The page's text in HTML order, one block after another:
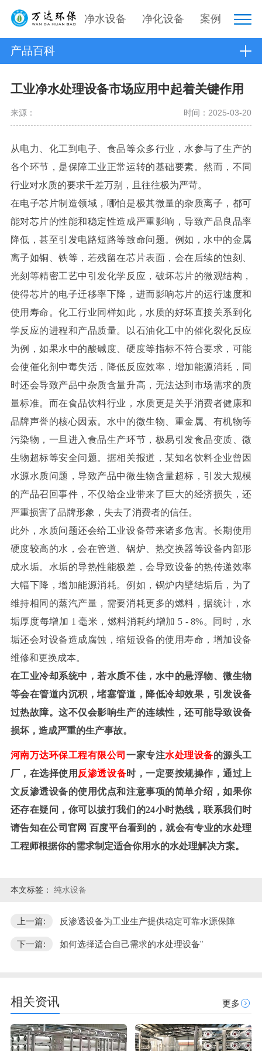
净水设备 净化设备 案例
产品百科
工业净水处理设备市场应用中起着关键作用
来源： 时间：2025-03-20
从电力、化工到电子、食品等众多行业，水参与了生产的
各个环节，是保障工业正常运转的基础要素。然而，不同
行业对水质的要求千差万别，且往往极为严苛。
在电子芯片制造领域，哪怕是极其微量的杂质离子，都可
能对芯片的性能和稳定性造成严重影响，导致产品良品率
降低，甚至引发电路短路等致命问题。例如，水中的金属
离子如铜、铁等，若残留在芯片表面，会在后续的蚀刻、
光刻等精密工艺中引发化学反应，破坏芯片的微观结构，
使得芯片的电子迁移率下降，进而影响芯片的运行速度和
使用寿命。化工行业同样如此，水质的好坏直接关系到化
学反应的进程和产品质量。以石油化工中的催化裂化反应
为例，如果水中的酸碱度、硬度等指标不符合要求，可能
会使催化剂中毒失活，降低反应效率，增加能源消耗，同
时还会导致产品中杂质含量升高，无法达到市场需求的质
量标准。而在食品饮料行业，水质更是关乎消费者健康和
品牌声誉的核心因素。水中的微生物、重金属、有机物等
污染物，一旦进入食品生产环节，极易引发食品变质、微
生物超标等安全问题。据相关报道，某知名饮料企业曾因
水源水质问题，导致产品中微生物含量超标，引发大规模
的产品召回事件，不仅给企业带来了巨大的经济损失，还
严重损害了品牌形象，失去了消费者的信任。
此外，水质问题还会给工业设备带来诸多危害。长期使用
硬度较高的水，会在管道、锅炉、热交换器等设备内部形
成水垢。水垢的导热性能极差，会导致设备的热传递效率
大幅下降，增加能源消耗。例如，锅炉内壁结垢后，为了
维持相同的蒸汽产量，需要消耗更多的燃料，据统计，水
垢厚度每增加 1 毫米，燃料消耗约增加 5 - 8%。同时，水
垢还会对设备造成腐蚀，缩短设备的使用寿命，增加设备
维修和更换成本。
在工业冷却系统中，若水质不佳，水中的悬浮物、微生物
等会在管道内沉积，堵塞管道，降低冷却效果，引发设备
过热故障。这不仅会影响生产的连续性，还可能导致设备
损坏，造成严重的生产事故。
河南万达环保工程有限公司 一家专注水处理设备的源头工
厂，在选择使用 反渗透设备时，一定要按规操作，通过上
文反渗透设备的使用优点和注意事项的简单介绍，如果你
还存在疑问，你可以拔打我们的24小时热线，联系我们时
请告知在公司官网 百度平台看到的，就会有专业的水处理
工程师根据你的需求制定适合你用水的水处理解决方案。
本文标签： 纯水设备
上一篇: 反渗透设备为工业生产提供稳定可靠水源保障
下一篇: 如何选择适合自己需求的水处理设备"
相关资讯 更多